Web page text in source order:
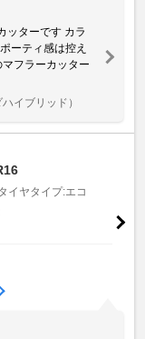
ッターです カラ
ーティ感は控え
フラーカッター
イブリッド）
イヤタイプ:エコ